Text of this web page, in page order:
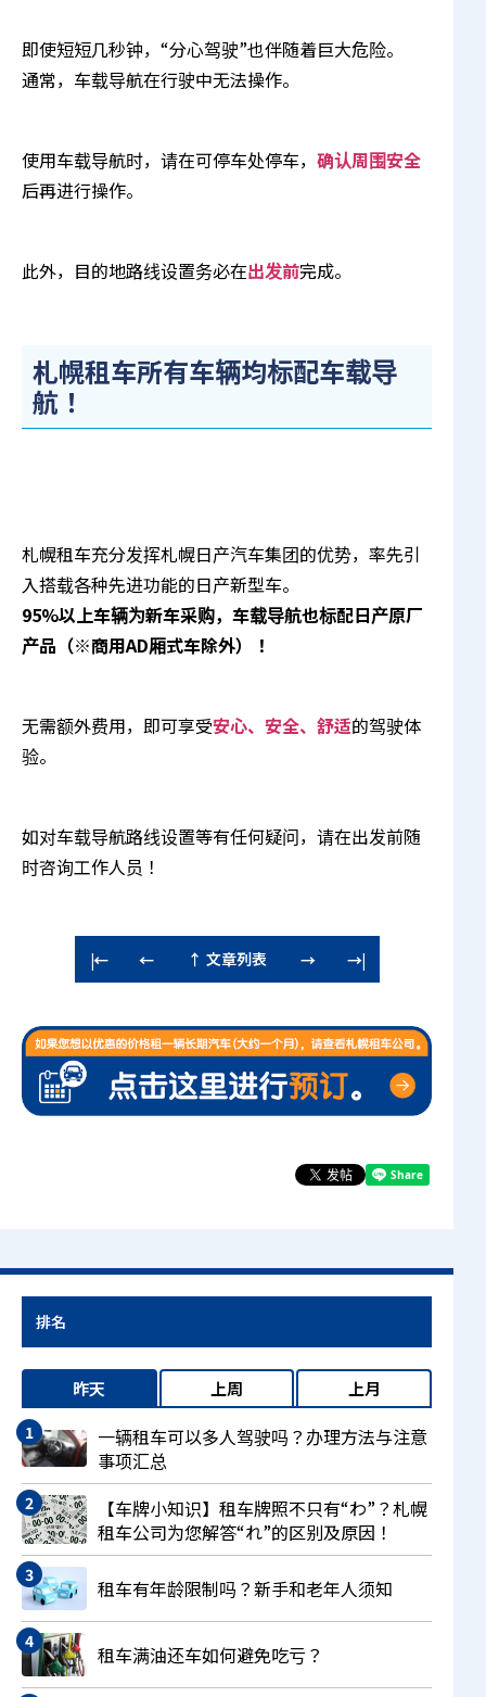
即使短短几秒钟，“分心驾驶”也伴随着巨大危险。
通常，车载导航在行驶中无法操作。
使用车载导航时，请在可停车处停车， 确认周围安全
后再进行操作。
此外，目的地路线设置务必在出发前完成。
札幌租车所有车辆均标配车载导
航！
札幌租车充分发挥札幌日产汽车集团的优势，率先引
入搭载各种先进功能的日产新型车。
95%以上车辆为新车采购，车载导航也标配日产原厂
产品（※商用AD厢式车除外）！
无需额外费用，即可享受安心、安全、舒适的驾驶体
验。
如对车载导航路线设置等有任何疑问，请在出发前随
时咨询工作人员！
|← ← ↑ 文章列表 → →|
排名
昨天 上周 上月
一辆租车可以多人驾驶吗？办理方法与注意
事项汇总
【车牌小知识】租车牌照不只有“わ”？札幌
租车公司为您解答“れ”的区别及原因！
租车有年龄限制吗？新手和老年人须知
租车满油还车如何避免吃亏？